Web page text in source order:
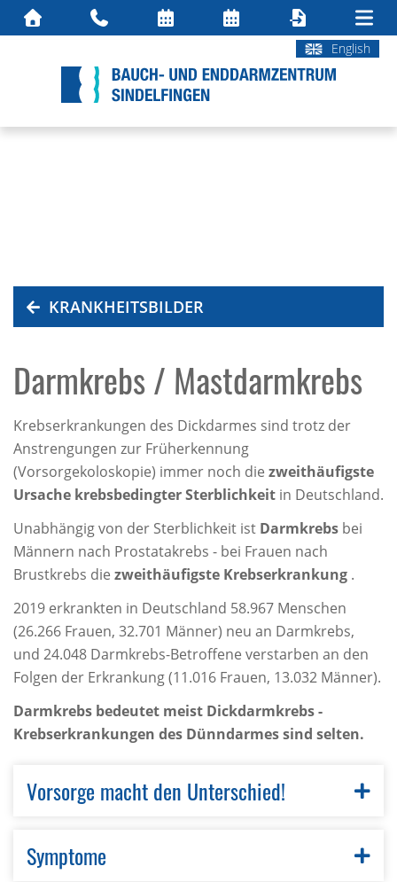
English
KRANKHEITSBILDER
Darmkrebs / Mastdarmkrebs
Krebserkrankungen des Dickdarmes sind trotz der
Anstrengungen zur Früherkennung
(Vorsorgekoloskopie) immer noch die zweithäufigste
Ursache krebsbedingter Sterblichkeit in Deutschland.
Unabhängig von der Sterblichkeit ist Darmkrebs bei
Männern nach Prostatakrebs - bei Frauen nach
Brustkrebs die zweithäufigste Krebserkrankung .
2019 erkrankten in Deutschland 58.967 Menschen
(26.266 Frauen, 32.701 Männer) neu an Darmkrebs,
und 24.048 Darmkrebs-Betroffene verstarben an den
Folgen der Erkrankung (11.016 Frauen, 13.032 Männer).
Darmkrebs bedeutet meist Dickdarmkrebs -
Krebserkrankungen des Dünndarmes sind selten.
Vorsorge macht den Unterschied!
Symptome